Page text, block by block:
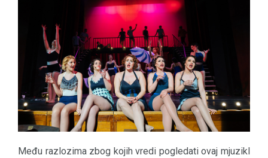
Među razlozima zbog kojih vredi pogledati ovaj mjuzikl